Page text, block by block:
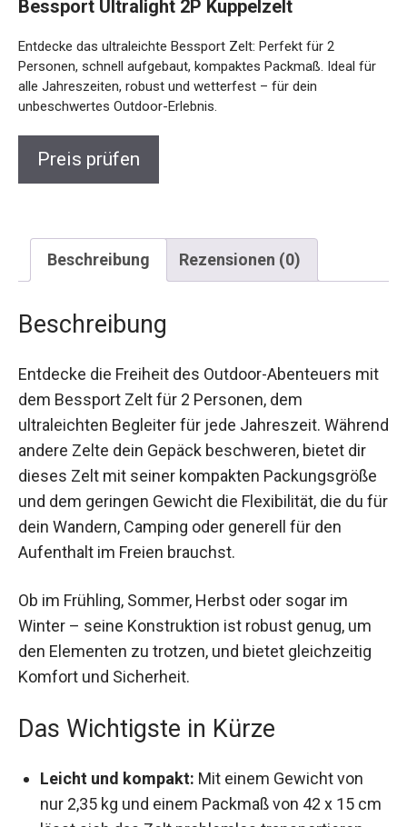
Bessport Ultralight 2P Kuppelzelt
Entdecke das ultraleichte Bessport Zelt: Perfekt für 2
Personen, schnell aufgebaut, kompaktes Packmaß. Ideal
für alle Jahreszeiten, robust und wetterfest – für dein
Preis prüfen
Beschreibung Rezensionen (0)
Beschreibung
Entdecke die Freiheit des Outdoor-Abenteuers
mit dem Bessport Zelt für 2 Personen, dem
ultraleichten Begleiter für jede Jahreszeit.
Während andere Zelte dein Gepäck beschweren,
bietet dir dieses Zelt mit seiner kompakten
Packungsgröße und dem geringen Gewicht die
Flexibilität, die du für dein Wandern, Camping oder
generell für den Aufenthalt im Freien brauchst.
Ob im Frühling, Sommer, Herbst oder sogar im
Winter – seine Konstruktion ist robust genug, um
den Elementen zu trotzen, und bietet gleichzeitig
Komfort und Sicherheit.
Das Wichtigste in Kürze
Leicht und kompakt: Mit einem Gewicht von
nur 2,35 kg und einem Packmaß von 42 x 15